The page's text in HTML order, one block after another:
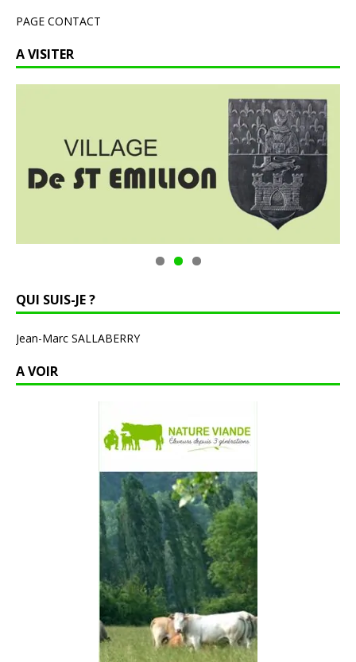
PAGE CONTACT
A VISITER
QUI SUIS-JE ?
Jean-Marc SALLABERRY
A VOIR